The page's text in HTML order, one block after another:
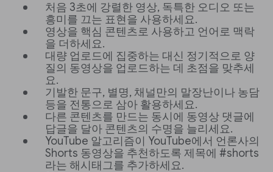
처음 3초에 강렬한 영상, 독특한 오디오 또는
흥미를 끄는 표현을 사용하세요.
영상을 핵심 콘텐츠로 사용하고 언어로 맥락
을 더하세요.
대량 업로드에 집중하는 대신 정기적으로 양
질의 동영상을 업로드하는 데 초점을 맞추세
요.
기발한 문구, 별명, 채널만의 말장난이나 농담
등을 전통으로 삼아 활용하세요.
다른 콘텐츠를 만드는 동시에 동영상 댓글에
답글을 달아 콘텐츠의 수명을 늘리세요.
YouTube 알고리즘이 YouTube에서 언론사의
Shorts 동영상을 추천하도록 제목에 #shorts
라는 해시태그를 추가하세요.